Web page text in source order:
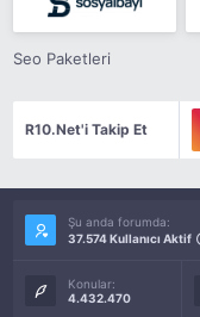
Seo Paketleri
R10.Net'i Takip Et
Şu anda forumda:
37.574 Kullanıcı Aktif
Konular:
4.432.470